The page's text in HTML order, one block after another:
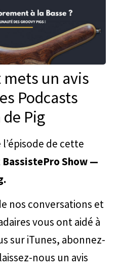
un avis
Podcasts
Pig
de cette
BassistePro Show —
nos conversations et
vous ont aidé à
sur iTunes, abonnez-
nous un avis